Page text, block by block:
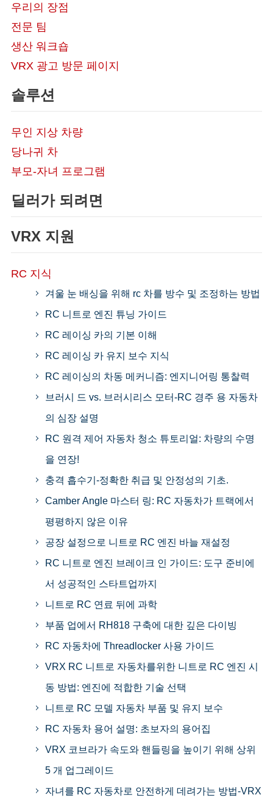
우리의 장점
전문 팀
생산 워크숍
VRX 광고 방문 페이지
솔루션
무인 지상 차량
당나귀 차
부모-자녀 프로그램
딜러가 되려면
VRX 지원
RC 지식
겨울 눈 배싱을 위해 rc 차를 방수 및 조정하는 방법
RC 니트로 엔진 튜닝 가이드
RC 레이싱 카의 기본 이해
RC 레이싱 카 유지 보수 지식
RC 레이싱의 차동 메커니즘: 엔지니어링 통찰력
브러시 드 vs. 브러시리스 모터-RC 경주 용 자동차
의 심장 설명
RC 원격 제어 자동차 청소 튜토리얼: 차량의 수명
을 연장!
충격 흡수기-정확한 취급 및 안정성의 기초.
Camber Angle 마스터 링: RC 자동차가 트랙에서
평평하지 않은 이유
공장 설정으로 니트로 RC 엔진 바늘 재설정
RC 니트로 엔진 브레이크 인 가이드: 도구 준비에
서 성공적인 스타트업까지
니트로 RC 연료 뒤에 과학
부품 업에서 RH818 구축에 대한 깊은 다이빙
RC 자동차에 Threadlocker 사용 가이드
VRX RC 니트로 자동차를위한 니트로 RC 엔진 시
동 방법: 엔진에 적합한 기술 선택
니트로 RC 모델 자동차 부품 및 유지 보수
RC 자동차 용어 설명: 초보자의 용어집
VRX 코브라가 속도와 핸들링을 높이기 위해 상위
5 개 업그레이드
자녀를 RC 자동차로 안전하게 데려가는 방법-VRX